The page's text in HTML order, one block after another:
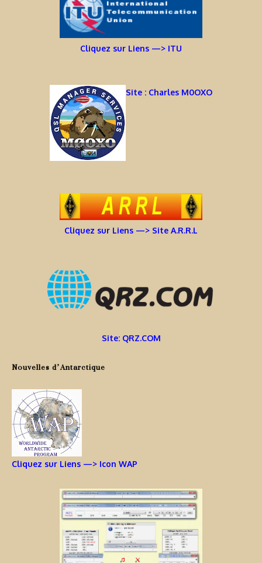
Cliquez sur Liens —> ITU
Site : Charles M0OXO
Cliquez sur Liens —> Site A.R.R.L
Site: QRZ.COM
Nouvelles d’Antarctique
Cliquez sur Liens —> Icon WAP